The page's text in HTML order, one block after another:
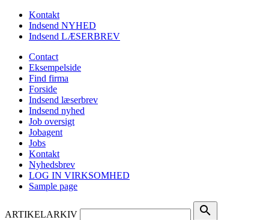
Kontakt
Indsend NYHED
Indsend LÆSERBREV
Contact
Eksempelside
Find firma
Forside
Indsend læserbrev
Indsend nyhed
Job oversigt
Jobagent
Jobs
Kontakt
Nyhedsbrev
LOG IN VIRKSOMHED
Sample page
ARTIKELARKIV search